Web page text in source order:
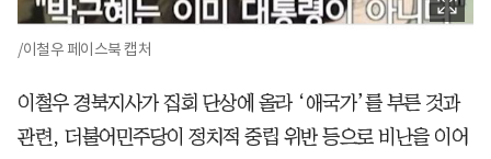
/이철우 페이스북 캡처
이철우 경북지사가 집회 단상에 올라 ‘애국가’를 부른 것과
관련, 더불어민주당이 정치적 중립 위반 등으로 비난을 이어